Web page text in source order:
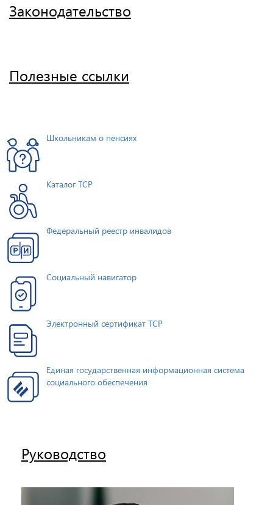
Законодательство
Полезные ссылки
Школьникам о пенсиях
Каталог ТСР
Федеральный реестр инвалидов
Социальный навигатор
Электронный сертификат ТСР
Единая государственная информационная система
социального обеспечения
Руководство